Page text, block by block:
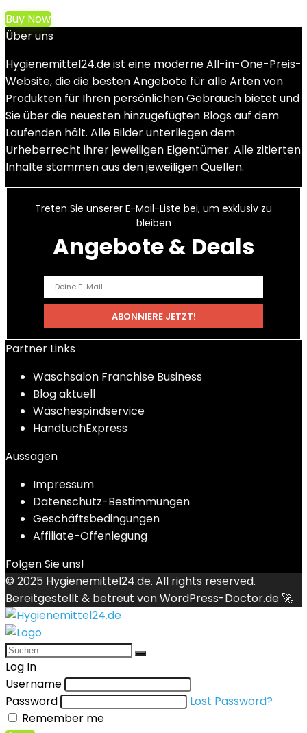
Buy Now
Über uns
Hygienemittel24.de ist eine moderne All-in-One-Preis-
Website, die die besten Angebote für alle Arten von
Produkten für Ihren persönlichen Gebrauch bietet und
Sie über die neuesten hinzugefügten Blogs auf dem
Laufenden hält. Alle Bilder unterliegen dem
Urheberrecht ihrer jeweiligen Eigentümer. Alle zitierten
Inhalte stammen aus den jeweiligen Quellen.
Treten Sie unserer E-Mail-Liste bei, um exklusiv zu
bleiben
Angebote & Deals
Partner Links
Waschsalon Franchise Business
Blog aktuell
Wäschespindservice
HandtuchExpress
Aussagen
Impressum
Datenschutz-Bestimmungen
Geschäftsbedingungen
Affiliate-Offenlegung
Folgen Sie uns!
© 2025 Hygienemittel24.de. All rights reserved.
Bereitgestellt & betreut vonWordPress-Doctor.de 🚀
Log In
Username
Password
Lost Password?
Remember me